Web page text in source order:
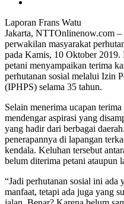
Laporan Frans Watu
Jakarta, NTTOnlinenow.com –
perwakilan masyarakat
pada Kamis, 10 Oktober 2019.
petani menyampaikan terima
perhutanan sosial melalui Izin
(IPHPS) selama 35 tahun.
Selain menerima ucapan
mendengar aspirasi yang
yang hadir dari berbagai
penerapannya di lapangan
kendala. Keluhan tersebut
belum diterima petani ataupun
“Jadi perhutanan sosial ini ada
manfaat, tetapi ada juga yang